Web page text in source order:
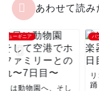
あわせて読み
ニューギニア
日は動物園へ、そし
パ